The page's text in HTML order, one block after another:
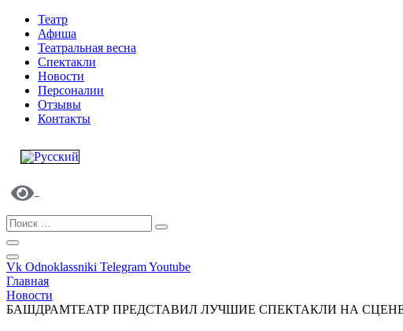
Театр
Афиша
Театральная весна
Спектакли
Новости
Персоналии
Отзывы
Контакты
Vk Odnoklassniki TelegramYoutube
Главная
Новости
БАШДРАМТЕАТР ПРЕДСТАВИЛ ЛУЧШИЕ СПЕКТАКЛИ НА